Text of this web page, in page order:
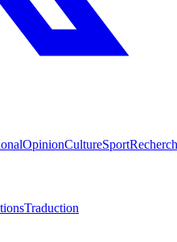
OpinionCultureSport
Traduction